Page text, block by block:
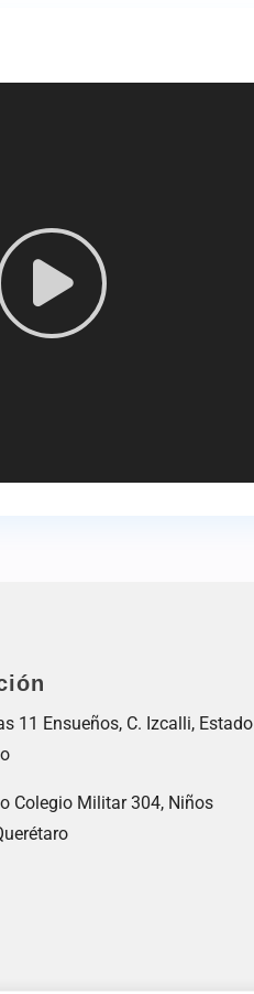
11 Ensueños, C. Izcalli, Estado
Colegio Militar 304, Niños